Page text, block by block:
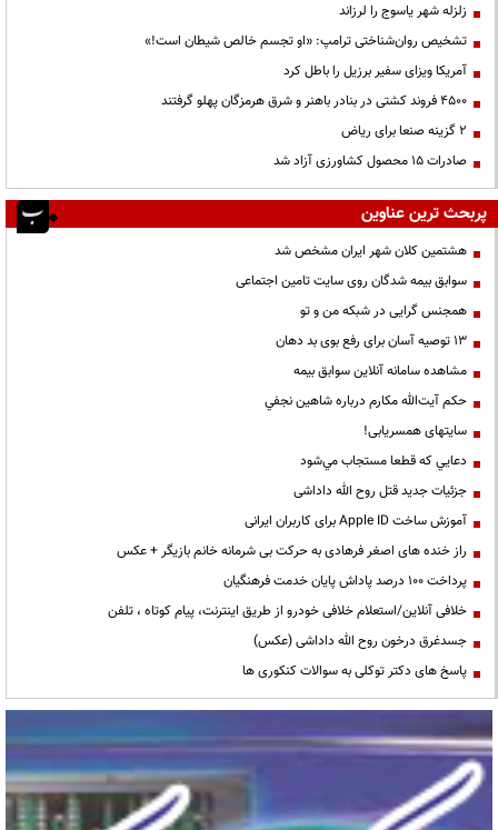
زلزله شهر یاسوج را لرزاند
تشخیص روان‌شناختی ترامپ: «او تجسم خالص شیطان است!»
آمریکا ویزای سفیر برزیل را باطل کرد
۴۵۰۰ فروند کشتی در بنادر باهنر و شرق هرمزگان پهلو گرفتند
۲ گزینه صنعا برای ریاض
صادرات ۱۵ محصول کشاورزی آزاد شد
پربحث ترین عناوین
هشتمین کلان شهر ایران مشخص شد
سوابق بیمه شدگان روی سایت تامین اجتماعی
همجنس گرایی در شبکه من و تو
13 توصیه آسان برای رفع بوی بد دهان
مشاهده سامانه آنلاين سوابق بیمه
حكم آيت‌الله مكارم درباره شاهين نجفي
سایتهای همسریابی!
دعايي كه قطعا مستجاب مي‌شود
جزئیات جدید قتل روح الله داداشی
آموزش ساخت Apple ID برای کاربران ایرانی
راز خنده های اصغر فرهادی به حرکت بی شرمانه خانم بازیگر + عکس
پرداخت ۱۰۰ درصد پاداش پایان خدمت فرهنگیان
خلافی آنلاین/استعلام خلافی خودرو از طریق اینترنت، پیام کوتاه ، تلفن
جسدغرق درخون روح الله داداشی (عکس)
پاسخ های دکتر توکلی به سوالات کنکوری ها